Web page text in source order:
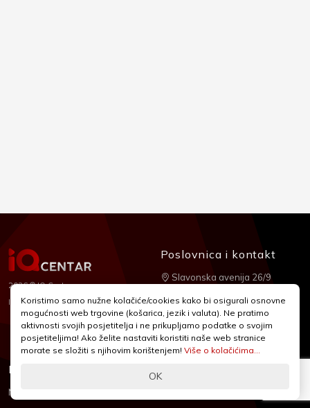
2026 © IQ Centar
Izrada:Nubilus
Informacije
Novosti & Promocije
Podrška
Poslovnica i kontakt
Slavonska avenija 26/9
+385 1 2455 950
webshop@iqcentar.hr
Pon - Pet od 9 - 17h
Koristimo samo nužne kolačiće/cookies kako bi osigurali osnovne
mogućnosti web trgovine (košarica, jezik i valuta). Ne pratimo
aktivnosti svojih posjetitelja i ne prikupljamo podatke o svojim
posjetiteljima! Ako želite nastaviti koristiti naše web stranice
morate se složiti s njihovim korištenjem! Više o kolačićima...
OK